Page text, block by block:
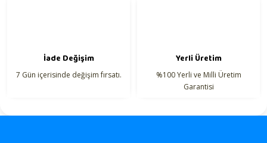
İade Değişim
7 Gün içerisinde değişim fırsatı.
Yerli Üretim
%100 Yerli ve Milli Üretim
Garantisi